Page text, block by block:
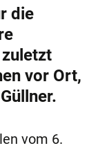
die
vor Ort,
vom 6.